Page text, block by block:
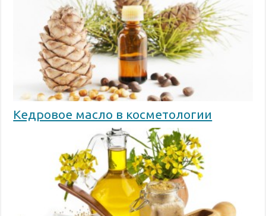
Кедровое масло в косметологии